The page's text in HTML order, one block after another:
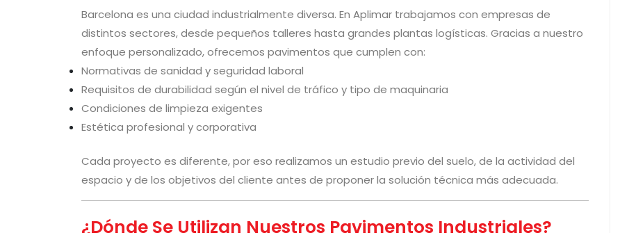
Barcelona es una ciudad industrialmente diversa. En Aplimar trabajamos con empresas de
distintos sectores, desde pequeños talleres hasta grandes plantas logísticas. Gracias a nuestro
enfoque personalizado, ofrecemos pavimentos que cumplen con:
Normativas de sanidad y seguridad laboral
Requisitos de durabilidad según el nivel de tráfico y tipo de maquinaria
Condiciones de limpieza exigentes
Estética profesional y corporativa
Cada proyecto es diferente, por eso realizamos un estudio previo del suelo, de la actividad del
espacio y de los objetivos del cliente antes de proponer la solución técnica más adecuada.
¿Dónde Se Utilizan Nuestros Pavimentos Industriales?